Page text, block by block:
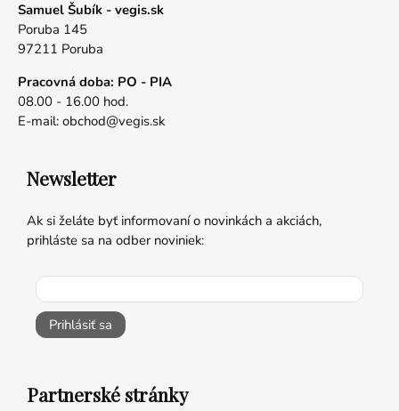
Samuel Šubík - vegis.sk
Poruba 145
97211 Poruba
Pracovná doba: PO - PIA
08.00 - 16.00 hod.
E-mail: obchod@vegis.sk
Newsletter
Ak si želáte byť informovaní o novinkách a akciách,
prihláste sa na odber noviniek:
Prihlásiť sa
Partnerské stránky